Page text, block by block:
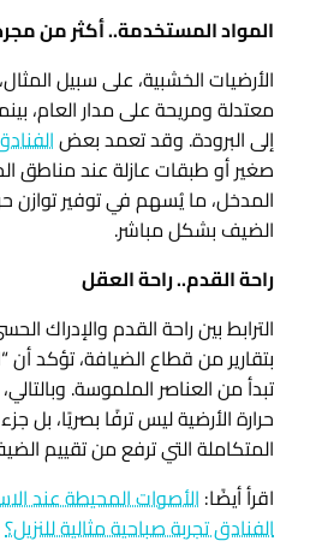
المواد المستخدمة.. أكثر من
الأرضيات الخشبية، على سبيل
معتدلة ومريحة على مدار العام،
إلى البرودة. وقد تعمد بعض
صغير أو طبقات عازلة عند مناطق
المدخل، ما يُسهم في توفير توازن
الضيف بشكل مباشر.
راحة القدم.. راحة العقل
الترابط بين راحة القدم والإدراك
بتقارير من قطاع الضيافة، تؤكد أن
تبدأ من العناصر الملموسة.
حرارة الأرضية ليس ترفًا بصريًا، بل
المتكاملة التي ترفع من تقييم
اقرأ أيضًا: الأصوات المحيطة عند
الفنادق تجربة صباحية مثالية للنزيل؟